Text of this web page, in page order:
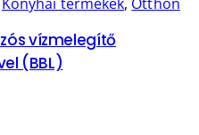
Konyhai termékek, Otthon
vízmelegítő
(BBL)